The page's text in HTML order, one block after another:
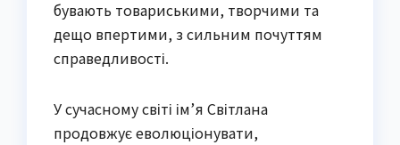
бувають товариськими, творчими та
дещо впертими, з сильним почуттям
справедливості.
У сучасному світі ім’я Світлана
продовжує еволюціонувати,